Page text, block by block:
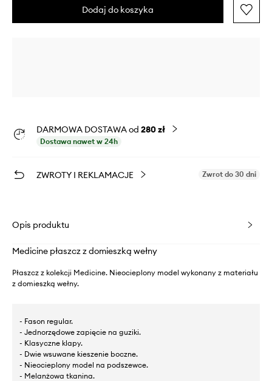
Dodaj do koszyka
DARMOWA DOSTAWA od 280 zł
Dostawa nawet w 24h
ZWROTY I REKLAMACJE Zwrot do 30 dni
Opis produktu
Medicine płaszcz z domieszką wełny
Płaszcz z kolekcji Medicine. Nieocieplony model wykonany z materiału
z domieszką wełny.
- Fason regular.
- Jednorzędowe zapięcie na guziki.
- Klasyczne klapy.
- Dwie wsuwane kieszenie boczne.
- Nieocieplony model na podszewce.
- Melanżowa tkanina.